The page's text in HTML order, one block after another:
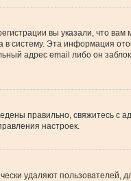
вы указали, что
систему. Эта информация
адрес email либо он
правильно, свяжитесь с
настроек.
удаляют пользователей,